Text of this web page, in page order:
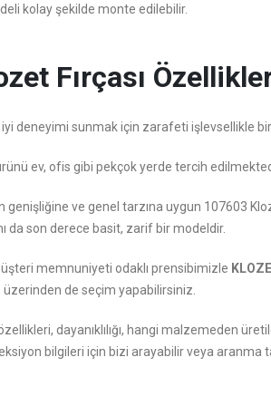
kolay şekilde monte edilebilir.
Fırçası
deneyimi sunmak için zarafeti işlevsellikle
ev, ofis gibi pekçok yerde tercih
genişliğine ve genel tarzına uygun 107603
da son derece basit, zarif bir modeldir.
memnuniyeti odaklı prensibimizle
de seçim yapabilirsiniz.
dayanıklılığı, hangi malzemeden
bilgileri için bizi arayabilir veya aranma